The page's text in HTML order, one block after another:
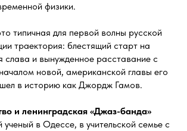
физики.
типичная для первой волны русской
траектория: блестящий старт на
слава и вынужденное расставание с
новой, американской главы его
в историю как Джордж Гамов.
и ленинградская «Джаз-банда»
ученый в Одессе, в учительской семье с